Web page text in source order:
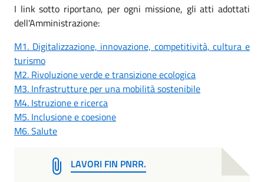
I link sotto riportano, per ogni missione, gli atti adottati
dell'Amministrazione:
M1. Digitalizzazione, innovazione, competitività, cultura e
turismo
M2. Rivoluzione verde e transizione ecologica
M3. Infrastrutture per una mobilità sostenibile
M4. Istruzione e ricerca
M5. Inclusione e coesione
M6. Salute
LAVORI FIN PNRR.